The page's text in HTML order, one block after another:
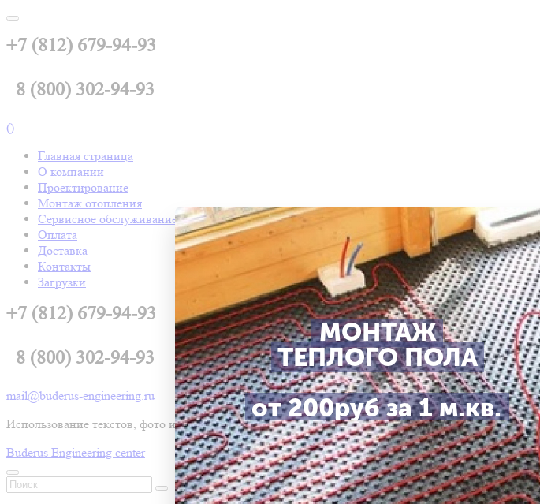
+7 (812) 679-94-93
8 (800) 302-94-93
()
Главная страница
О компании
Проектирование
Монтаж отопления
Сервисное обслуживание
Оплата
Доставка
Контакты
Загрузки
+7 (812) 679-94-93
8 (800) 302-94-93
mail@buderus-engineering.ru
Использование текстов, фото и видео без письменного разрешения ЗАПРЕЩЕНО.
Buderus Engineering center
МОНТАЖ
ТЕПЛОГО ПОЛА
от 200руб за 1 м.кв.